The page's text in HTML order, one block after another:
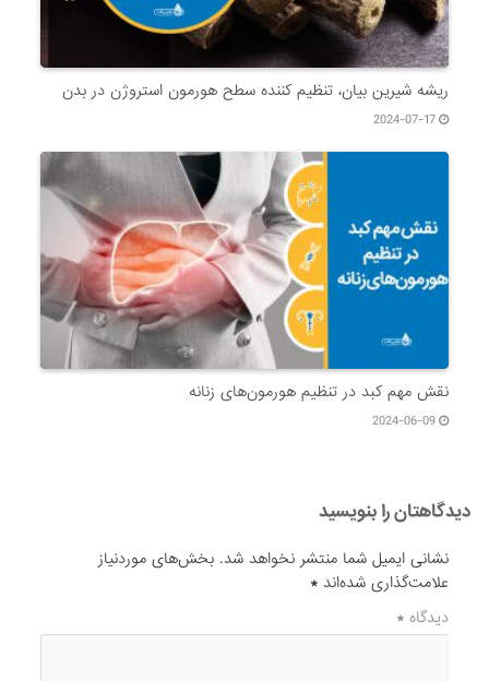
ریشه شیرین بیان، تنظیم کننده سطح هورمون استروژن در بدن
2024-07-17
نقش مهم کبد در تنظیم هورمون‌های زنانه
2024-06-09
دیدگاهتان را بنویسید
نشانی ایمیل شما منتشر نخواهد شد. بخش‌های موردنیاز
علامت‌گذاری شده‌اند*
دیدگاه*